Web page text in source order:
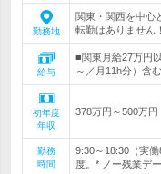
勤務地
関東・関西を中
転勤はありませ
給与
■関東月給27万円
～／月11h分）含
初年度
年収
378万円～500万円
勤務
時間
9:30～18:30（実
度。* ノー残業デ